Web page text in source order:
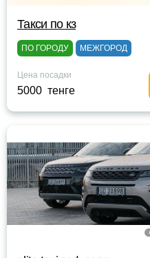
Такси по кз
ПО ГОРОДУ МЕЖГОРОД
Цена посадки
5000 тенге